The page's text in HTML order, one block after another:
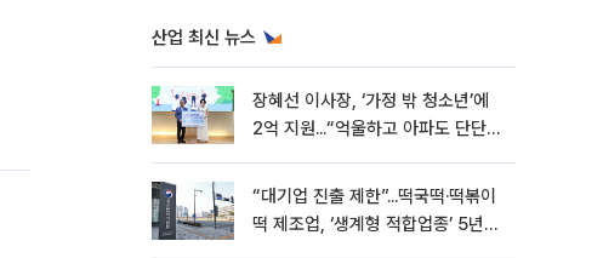
산업 최신 뉴스
장혜선 이사장, ‘가정 밖 청소년’에
2억 지원...“억울하고 아파도 단단해
“대기업 진출 제한”...떡국떡·떡볶이
떡 제조업, ‘생계형 적합업종’ 5년